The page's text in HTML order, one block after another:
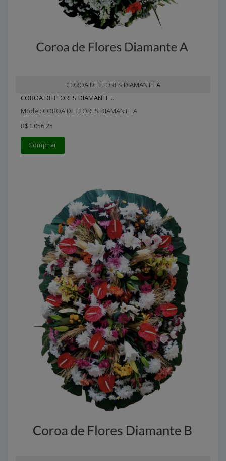
COROA DE FLORES DIAMANTE A
COROA DE FLORES DIAMANTE ..
Model: COROA DE FLORES DIAMANTE A
R$1.056,25
Comprar